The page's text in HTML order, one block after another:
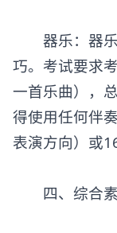
器乐：器乐
巧。考试要求
一首乐曲），
得使用任何伴
表演方向）或
四、综合素